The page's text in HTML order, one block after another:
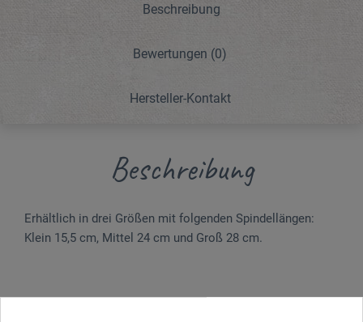
Beschreibung
Bewertungen (0)
Hersteller-Kontakt
Beschreibung
Erhältlich in drei Größen mit folgenden Spindellängen:
Klein 15,5 cm, Mittel 24 cm und Groß 28 cm.